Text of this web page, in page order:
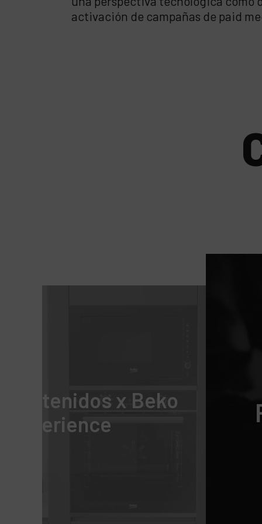
activación de campañas de paid
contenidos x Beko
Experience